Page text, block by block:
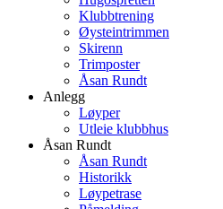
Klubbtrening
Øysteintrimmen
Skirenn
Trimposter
Åsan Rundt
Anlegg
Løyper
Utleie klubbhus
Åsan Rundt
Åsan Rundt
Historikk
Løypetrase